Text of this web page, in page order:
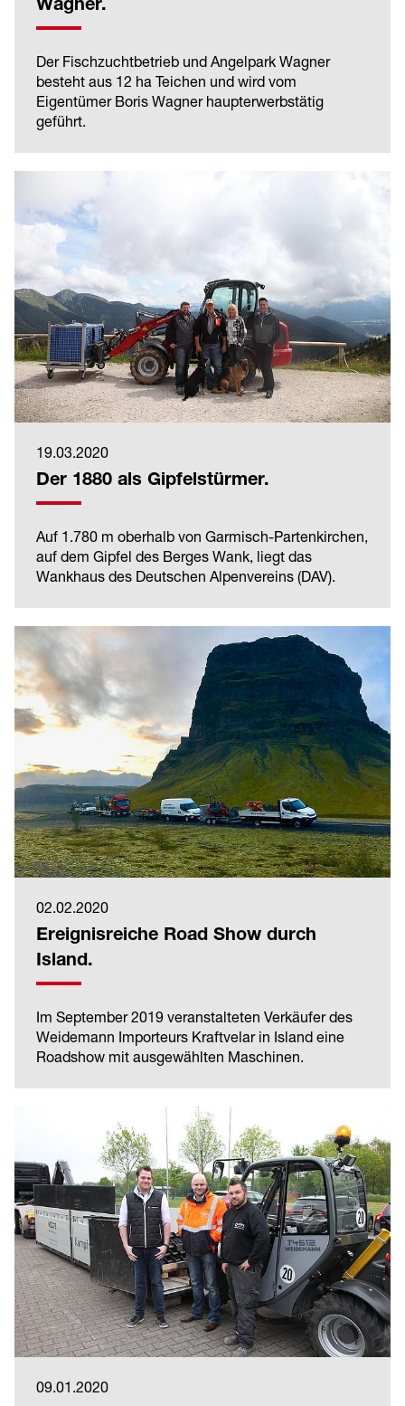
Wagner.
Der Fischzuchtbetrieb und Angelpark Wagner
besteht aus 12 ha Teichen und wird vom
Eigentümer Boris Wagner haupterwerbstätig
geführt.
19.03.2020
Der 1880 als Gipfelstürmer.
Auf 1.780 m oberhalb von Garmisch-Partenkirchen,
auf dem Gipfel des Berges Wank, liegt das
Wankhaus des Deutschen Alpenvereins (DAV).
02.02.2020
Ereignisreiche Road Show durch
Island.
Im September 2019 veranstalteten Verkäufer des
Weidemann Importeurs Kraftvelar in Island eine
Roadshow mit ausgewählten Maschinen.
09.01.2020